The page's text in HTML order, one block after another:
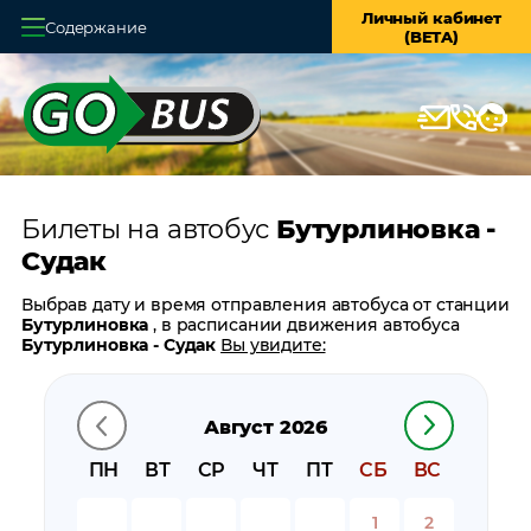
Содержание
Личный кабинет
(BETA)
Главная
О системе
Оплата и доставка
Возврат билетов
Заказ автобуса
Контакты
Билеты на автобус Бутурлиновка -
Судак
Август 2026
ПН
ВТ СР ЧТ ПТ СБ ВС
1 2
Выбрав дату и время отправления автобуса от станции
Бутурлиновка, в расписании движения автобуса
Бутурлиновка - Судак Вы увидите:
время прибытия
время в пути
цену билета